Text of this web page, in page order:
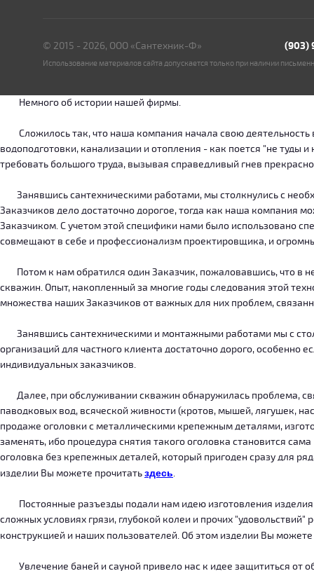
© 2015 - 2026, ООО «Сантехник-Ф» (903)
Использование материалов сайта допускается только при наличии
Немного об истории нашей фирмы.
Сложилось так, что наша компания начала свою деятельность
водоподготовки, канализации и отопления - как поется "не
требовать большого труда, вызывая справедливый гнев
Занявшись сантехническими работами, мы столкнулись с
Заказчиков дело достаточно дорогое, тогда как наша компания
Заказчиком. С учетом этой специфики нами было использовано
совмещают в себе и профессионализм проектировщика, и
Потом к нам обратился один Заказчик, пожаловавшись, что в
скважин. Опыт, накопленный за многие годы следования этой
множества наших Заказчиков от важных для них проблем,
Занявшись сантехническими и монтажными работами мы с
организаций для частного клиента достаточно дорого, особенно
индивидуальных заказчиков.
Далее, при обслуживании скважин обнаружилась проблема,
паводковых вод, всяческой живности (кротов, мышей, лягушек,
продаже оголовки с металлическими крепежным деталями,
заменять, ибо процедура снятия такого оголовка становится
оголовка без крепежных деталей, который пригоден сразу для
изделии Вы можете прочитатьздесь.
Постоянные разъезды подали нам идею изготовления
сложных условиях грязи, глубокой колеи и прочих
конструкцией и наших пользователей. Об этом изделии Вы
Увлечение баней и сауной привело нас к идее защититься от